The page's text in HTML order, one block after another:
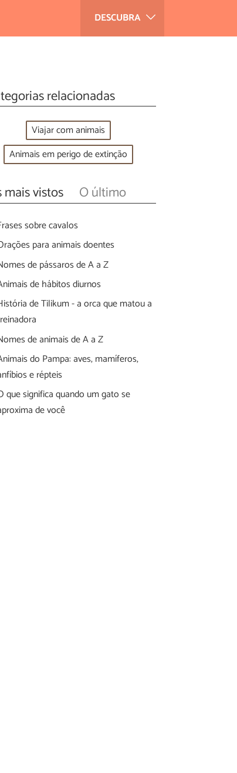
DESCUBRA
relacionadas
Viajar com animais
Animais em perigo de extinção
mais vistos O último
sobre cavalos
para animais doentes
de pássaros de A a Z
de hábitos diurnos
de Tilikum - a orca que matou a
de animais de A a Z
do Pampa: aves, mamíferos,
e répteis
que significa quando um gato se
de você